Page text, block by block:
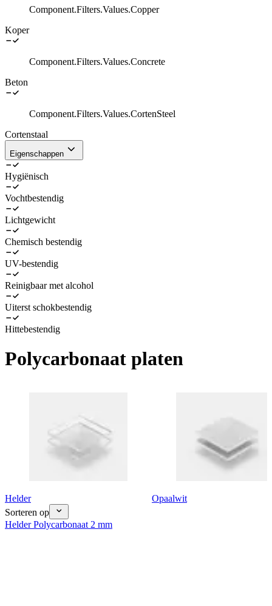
Component.Filters.Values.Copper
Koper
Component.Filters.Values.Concrete
Beton
Component.Filters.Values.CortenSteel
Cortenstaal
Eigenschappen
Hygiënisch
Vochtbestendig
Lichtgewicht
Chemisch bestendig
UV-bestendig
Reinigbaar met alcohol
Uiterst schokbestendig
Hittebestendig
Polycarbonaat platen
Helder
Opaalwit
Sorteren op
Helder Polycarbonaat 2 mm